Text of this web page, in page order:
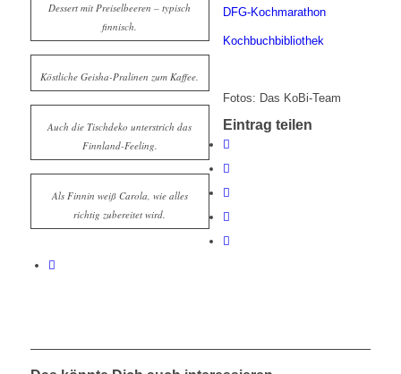
Dessert mit Preiselbeeren – typisch
finnisch.
Köstliche Geisha-Pralinen zum Kaffee.
Auch die Tischdeko unterstrich das
Finnland-Feeling.
Als Finnin weiß Carola, wie alles
richtig zubereitet wird.
DFG-Kochmarathon
Kochbuchbibliothek
Fotos: Das KoBi-Team
Eintrag teilen